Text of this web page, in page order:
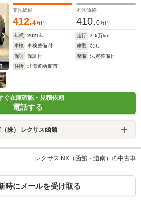
支払総額
412.4万円
本体価格
410.0万円
年式 2021年 走行 7.5万km
車検
車検整備付 修復
なし
保証
保証付 整備
法定整備付
住所
北海道函館市
ぐ在庫確認・見積依頼
電話する
株） レクサス函館
レクサス NX（函館・道南）の中古車
時にメールを受け取る